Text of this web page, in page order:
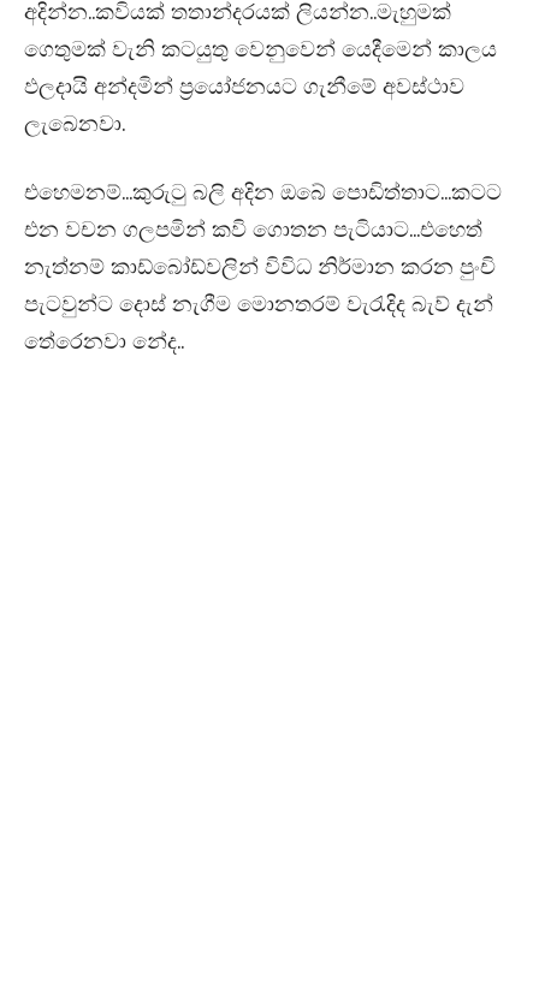
අදින්න..කවියක් තතාන්දරයක් ලියන්න..මැහුමක්
ගෙතුමක් වැනි කටයුතු වෙනුවෙන් යෙදීමෙන් කාලය
ඵලදායි අන්දමින් ප්‍රයෝජනයට ගැනීමේ අවස්ථාව
ලැබෙනවා.
එහෙමනම්…කුරුටු බලි අදින ඔබේ පොඩිත්තාට…කටට
එන වචන ගලපමින් කවි ගොතන පැටියාට…එහෙත්
නැත්නම් කාඩ්බෝඩ්වලින් විවිධ නිර්මාන කරන පුංචි
පැටවුන්ට දොස් නැගීම මොනතරම් වැරැදිද බැව් දැන්
තේරෙනවා නේද..